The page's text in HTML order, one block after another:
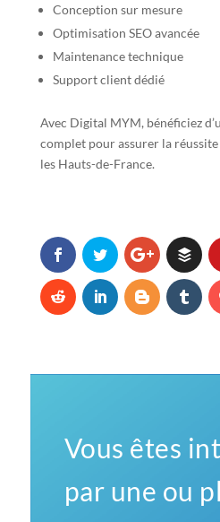
Conception sur mesure
Optimisation SEO avancée
Maintenance technique
Support client dédié
Avec Digital MYM, bénéficiez
complet pour assurer la
les Hauts-de-France.
Vous êtes
par une ou